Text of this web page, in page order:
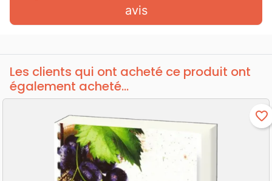
avis
Les clients qui ont acheté ce produit ont
également acheté...
favorite_border